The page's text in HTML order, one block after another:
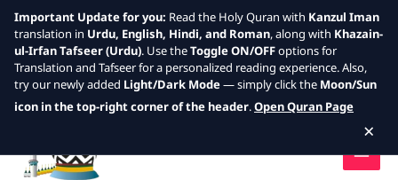
Skip
Important Update for you: Read the Holy Quran with Kanzul Iman
translation in Urdu, English, Hindi, and Roman, along with Khazain-
ul-Irfan Tafseer (Urdu). Use theToggle ON/OFFoptions for
Translation and Tafseer for a personalized reading experience. Also,
try our newly added Light/Dark Mode— simply click the Moon/Sun
icon in the top-right corner of the header.Open Quran Page
×